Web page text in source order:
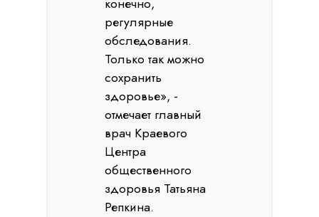
регулярные
обследования.
Только так можно
сохранить
здоровье», -
отмечает главный
врач Краевого
Центра
общественного
здоровья Татьяна
Репкина.